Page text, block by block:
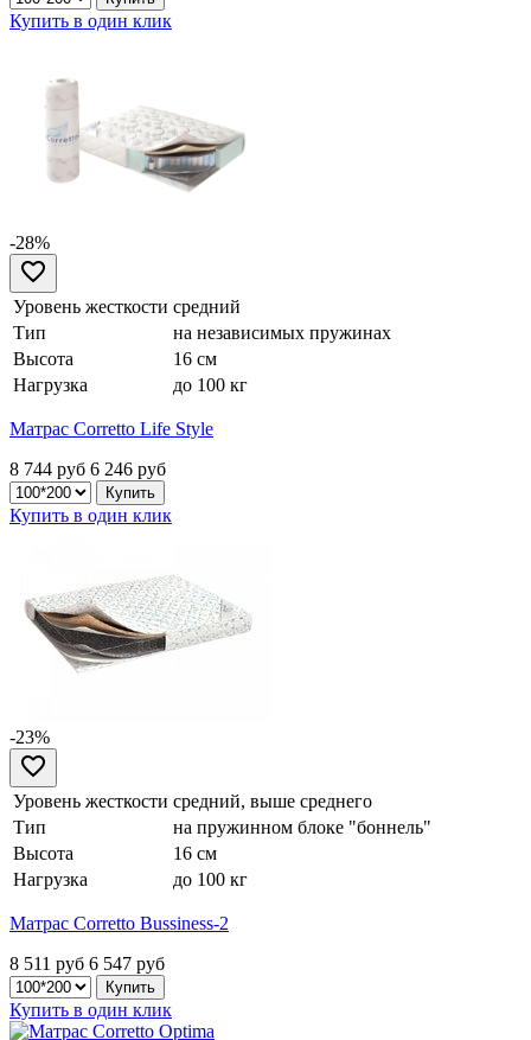
Купить в один клик
-28%
Уровень жесткости средний
Тип
на независимых пружинах
Высота
16 см
Нагрузка
до 100 кг
Матрас Corretto Life Style
8 744 руб 6 246 руб
Купить в один клик
-23%
Уровень жесткости средний, выше среднего
Тип
на пружинном блоке "боннель"
Высота
16 см
Нагрузка
до 100 кг
Матрас Corretto Bussiness-2
8 511 руб 6 547 руб
Купить в один клик